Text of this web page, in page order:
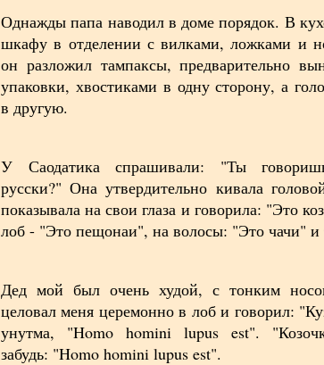
Однажды папа наводил в доме порядок. В
шкафу в отделении с вилками, ложками и
он разложил тампаксы, предварительно
упаковки, хвостиками в одну сторону, а
в другую.
У Саодатика спрашивали: "Ты
русски?" Она утвердительно кивала
показывала на свои глаза и говорила: "Это
лоб - "Это пещонаи", на волосы: "Это чачи" и
Дед мой был очень худой, с тонким
целовал меня церемонно в лоб и говорил:
унутма, "Homo homini lupus est".
забудь: "Homo homini lupus est".